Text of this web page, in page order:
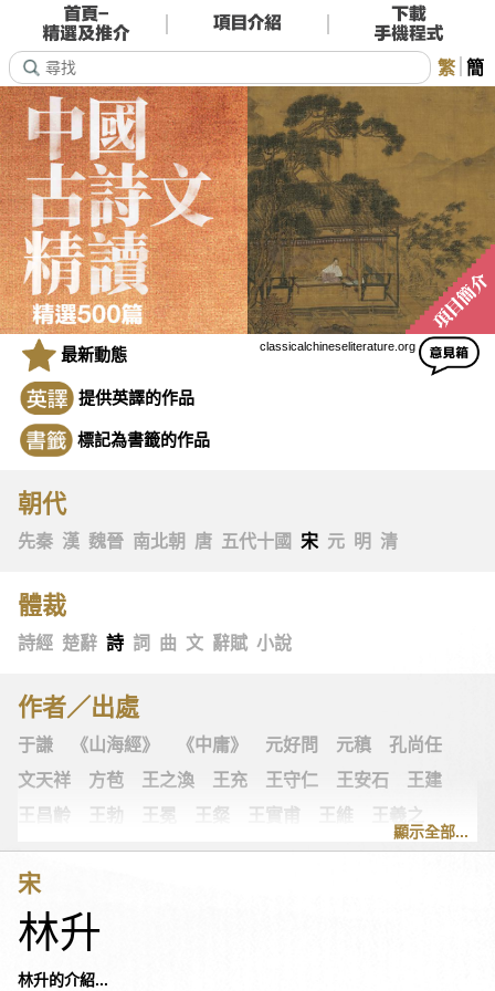
繁 簡
classicalchineseliterature.org
最新動態
提供英譯的作品
標記為書籤的作品
朝代
先秦 漢 魏晉 南北朝 唐 五代十國 宋 元 明 清
體裁
詩經 楚辭 詩 詞 曲 文 辭賦 小說
作者／出處
于謙 《山海經》 《中庸》 元好問 元稹
孔尚任
文天祥
方苞 王之渙 王充 王守仁 王安石
王建
王昌齡
王勃 王冕 王粲 王實甫 王維
王羲之
王翰
王觀 王讜 古詩十九首 古歌謠
史可法
司空圖
《左傳》
朱敦儒
朱慶餘
顯示全部...
宋
林升
林升的介紹...